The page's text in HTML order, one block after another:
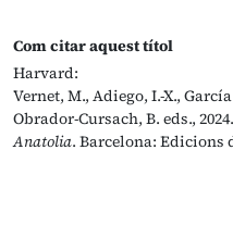
Com citar aquest títol
Harvard:
Vernet, M., Adiego, I.-X.,
Obrador-Cursach, B. eds., 2024.
Anatolia. Barcelona: Edicions